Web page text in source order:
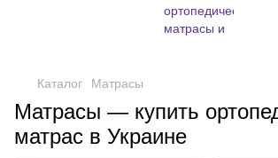
Каталог Матрасы
Матрасы — купить
матрас в Украине